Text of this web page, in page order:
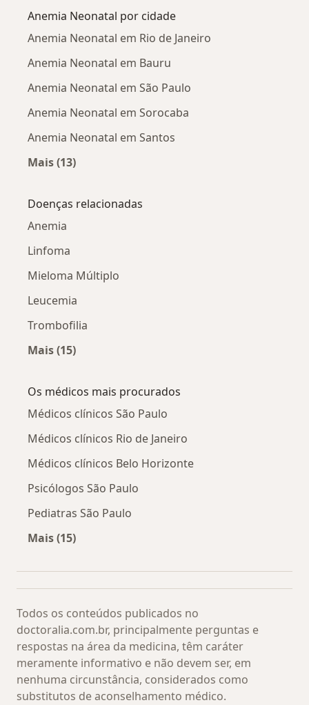
Anemia Neonatal por cidade
Anemia Neonatal em Rio de Janeiro
Anemia Neonatal em Bauru
Anemia Neonatal em São Paulo
Anemia Neonatal em Sorocaba
Anemia Neonatal em Santos
Mais (13)
Doenças relacionadas
Anemia
Linfoma
Mieloma Múltiplo
Leucemia
Trombofilia
Mais (15)
Os médicos mais procurados
Médicos clínicos São Paulo
Médicos clínicos Rio de Janeiro
Médicos clínicos Belo Horizonte
Psicólogos São Paulo
Pediatras São Paulo
Mais (15)
Todos os conteúdos publicados no
doctoralia.com.br, principalmente perguntas e
respostas na área da medicina, têm caráter
meramente informativo e não devem ser, em
nenhuma circunstância, considerados como
substitutos de aconselhamento médico.